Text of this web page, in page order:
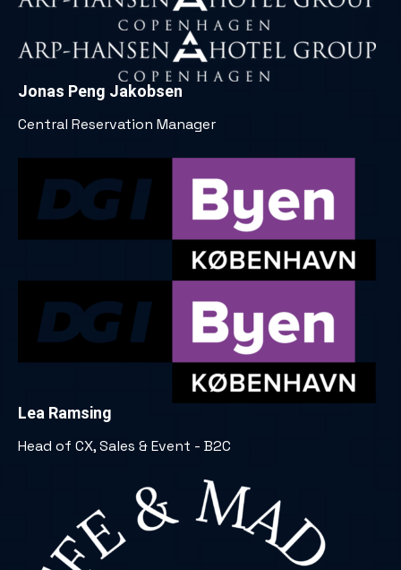
Jonas Peng Jakobsen
Central Reservation Manager
Lea Ramsing
Head of CX, Sales & Event - B2C